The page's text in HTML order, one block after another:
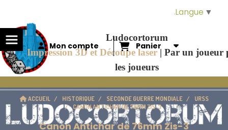
Ludocortorum
Impression 3D et Découpe laser |Par un joueur
les joueurs
Mon compte Panier
ACCUEIL HISTORIQUE SECONDE GUERRE MONDIALE
URSS
CANON ANTICHAR DE 76MM ZIS-3
Canon Antichar de 76mm Zis-3
Langue ▼